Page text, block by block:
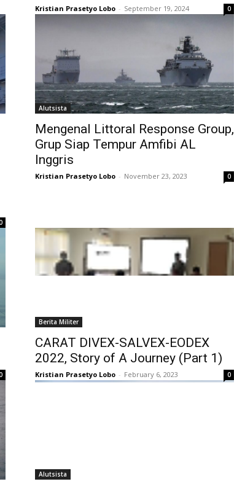
Kristian Prasetyo Lobo - September 19, 2024 0
Alutsista
Mengenal Littoral Response Group,
Grup Siap Tempur Amfibi AL
Inggris
Kristian Prasetyo Lobo - November 23, 2023 0
Berita Militer
CARAT DIVEX-SALVEX-EODEX
2022, Story of A Journey (Part 1)
Kristian Prasetyo Lobo - February 6, 2023 0
Alutsista